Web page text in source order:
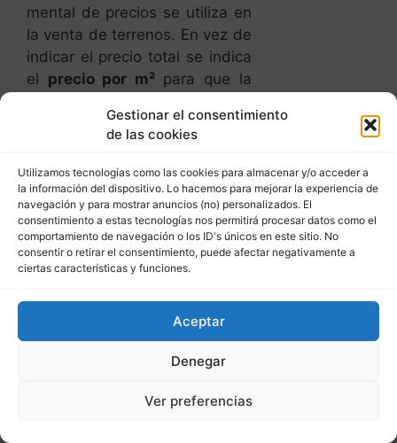
Gestionar el consentimiento
de las cookies
Utilizamos tecnologías como las cookies para almacenar y/o acceder a
la información del dispositivo. Lo hacemos para mejorar la experiencia de
navegación y para mostrar anuncios (no) personalizados. El
consentimiento a estas tecnologías nos permitirá procesar datos como el
comportamiento de navegación o los ID's únicos en este sitio. No
consentir o retirar el consentimiento, puede afectar negativamente a
ciertas características y funciones.
Aceptar
Denegar
Ver preferencias
mental de precios se utiliza en
la venta de terrenos. En vez de
indicar el precio total se indica
el precio por m²para que la
un número redondo.
para un terreno de 12.630 m².
El hecho de que el terreno
tenga un precio de $265.230
dólares,lo hace más creíble,
(y menos propenso a negociar
que si tuviera un precio
En conclusión, sabercómo
de la parcialidad